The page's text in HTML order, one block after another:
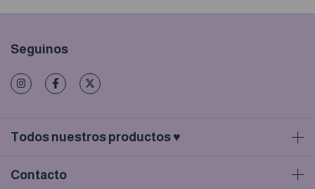
Seguinos
Todos nuestros productos ♥
Contacto